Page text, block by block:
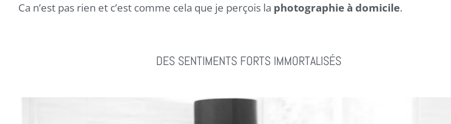
Ca n’est pas rien et c’est comme cela que je perçois la photographie à domicile.
DES SENTIMENTS FORTS IMMORTALISÉS